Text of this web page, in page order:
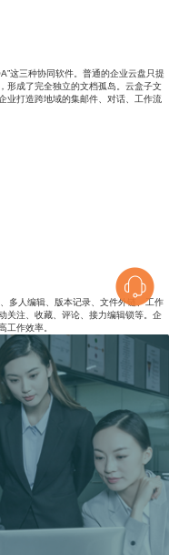
这三种协同软件。普通的企业云盘只提
形成了完全独立的文档孤岛。云盒子文
业打造跨地域的集邮件、对话、工作流
多人编辑、版本记录、文件外链、工作
关注、收藏、评论、接力编辑锁等。企
工作效率。